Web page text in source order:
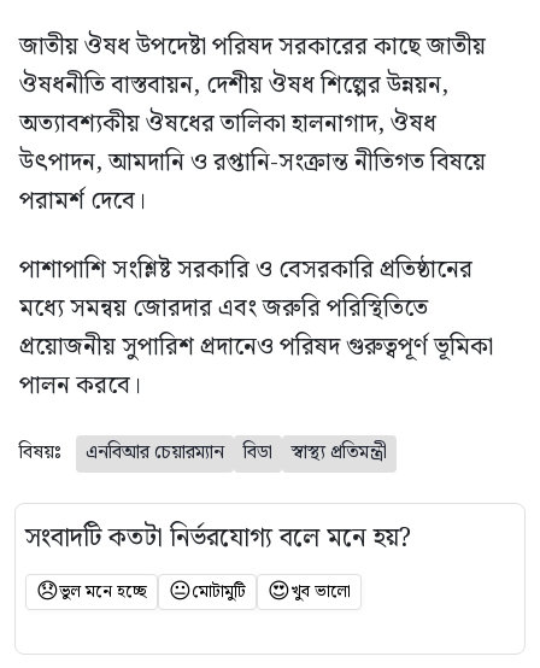
জাতীয় ঔষধ উপদেষ্টা পরিষদ সরকারের কাছে জাতীয়
ঔষধনীতি বাস্তবায়ন, দেশীয় ঔষধ শিল্পের উন্নয়ন,
অত্যাবশ্যকীয় ঔষধের তালিকা হালনাগাদ, ঔষধ
উৎপাদন, আমদানি ও রপ্তানি-সংক্রান্ত নীতিগত বিষয়ে
পরামর্শ দেবে।
পাশাপাশি সংশ্লিষ্ট সরকারি ও বেসরকারি প্রতিষ্ঠানের
মধ্যে সমন্বয় জোরদার এবং জরুরি পরিস্থিতিতে
প্রয়োজনীয় সুপারিশ প্রদানেও পরিষদ গুরুত্বপূর্ণ ভূমিকা
পালন করবে।
বিষয়ঃ এনবিআর চেয়ারম্যান বিডা স্বাস্থ্য প্রতিমন্ত্রী
সংবাদটি কতটা নির্ভরযোগ্য বলে মনে হয়?
😞ভুল মনে হচ্ছে 😐মোটামুটি 😍খুব ভালো